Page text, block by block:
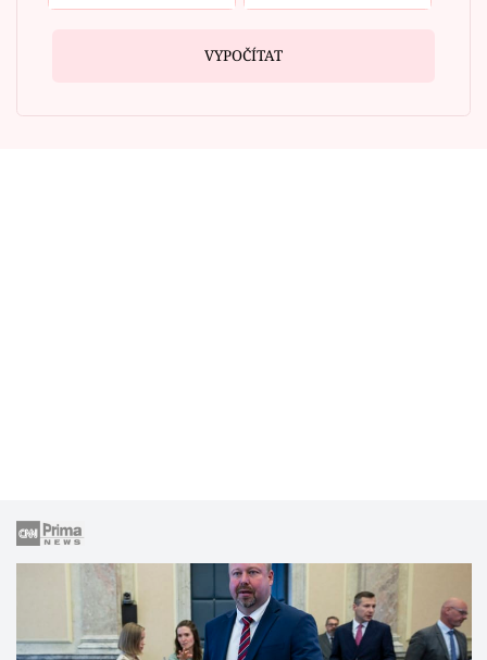
VYPOČÍTAT